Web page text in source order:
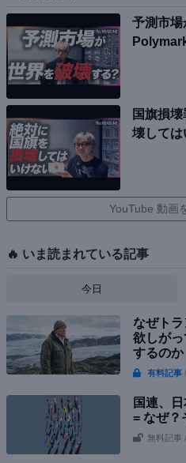
予測市場
国旗損
壊しては
YouTube 動画
🔥 いま読まれている記事
今日
なぜト
欲しが
するのか
有料記事
国連、
= なぜ？
無料記事